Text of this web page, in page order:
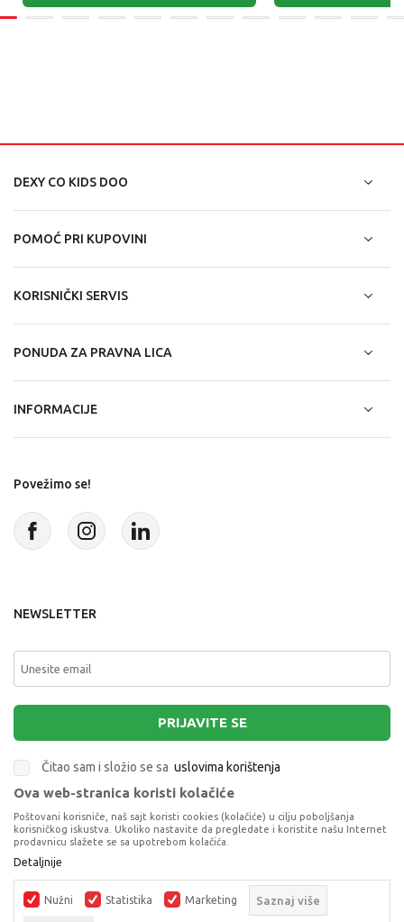
DEXY CO KIDS DOO
POMOĆ PRI KUPOVINI
KORISNIČKI SERVIS
PONUDA ZA PRAVNA LICA
INFORMACIJE
Povežimo se!
NEWSLETTER
PRIJAVITE SE
Čitao sam i složio se sa uslovima korištenja
Terms of Service
apply.
Ova web-stranica koristi kolačiće
Poštovani korisniče, naš sajt koristi cookies (kolačiće) u cilju poboljšanja
korisničkog iskustva. Ukoliko nastavite da pregledate i koristite našu Internet
prodavnicu slažete se sa upotrebom kolačića.
Detaljnije
Nužni Statistika Marketing Saznaj više